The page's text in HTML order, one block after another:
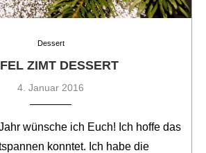
Dessert
ZIMT DESSERT
4. Januar 2016
wünsche ich Euch! Ich hoffe das
konntet. Ich habe die